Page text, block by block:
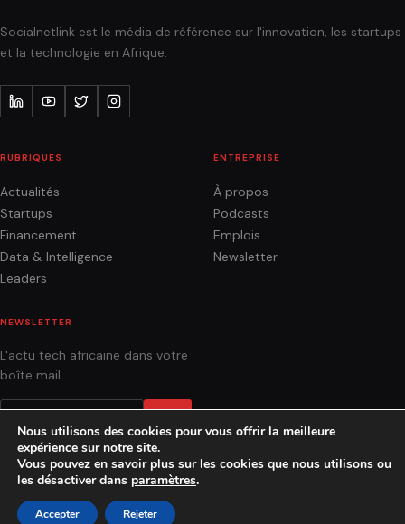
Socialnetlink est le média de référence sur l'innovation, les startups
et la technologie en Afrique.
RUBRIQUES
Actualités
Startups
Financement
Data & Intelligence
Leaders
ENTREPRISE
À propos
Podcasts
Emplois
Newsletter
NEWSLETTER
L'actu tech africaine dans votre
boîte mail.
ACTUALITÉSANALYSES PODCASTS AGENCE
Nous utilisons des cookies pour vous offrir la meilleure
expérience sur notre site.
Vous pouvez en savoir plus sur les cookies que nous utilisons ou
les désactiver dans paramètres.
Accepter Rejeter